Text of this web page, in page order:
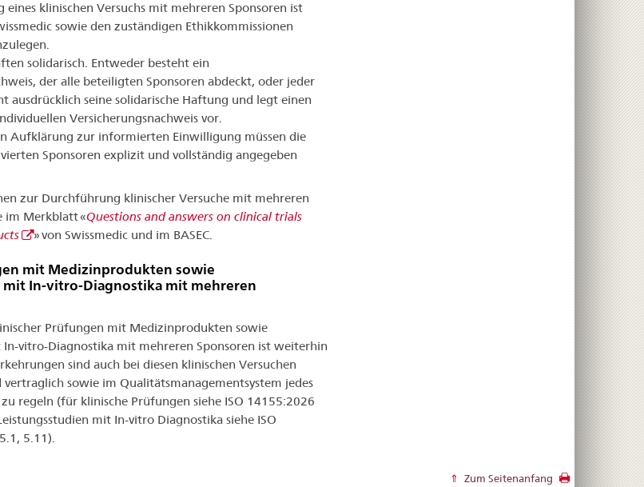
eines klinischen Versuchs mit mehreren Sponsoren ist
sowie den zuständigen Ethikkommissionen
solidarisch. Entweder besteht ein
der alle beteiligten Sponsoren abdeckt, oder jeder
ausdrücklich seine solidarische Haftung und legt einen
Versicherungsnachweis vor.
Aufklärung zur informierten Einwilligung müssen die
Sponsoren explizit und vollständig angegeben
zur Durchführung klinischer Versuche mit mehreren
im Merkblatt «Questions and answers on clinical trials
» von Swissmedic und im BASEC.
mit Medizinprodukten sowie
In-vitro-Diagnostika mit mehreren
Prüfungen mit Medizinprodukten sowie
In-vitro-Diagnostika mit mehreren Sponsoren ist weiterhin
sind auch bei diesen klinischen Versuchen
sowie im Qualitätsmanagementsystem jedes
regeln (für klinische Prüfungen siehe ISO 14155:2026
mit In-vitro Diagnostika siehe ISO
5.11).
Zum Seitenanfang